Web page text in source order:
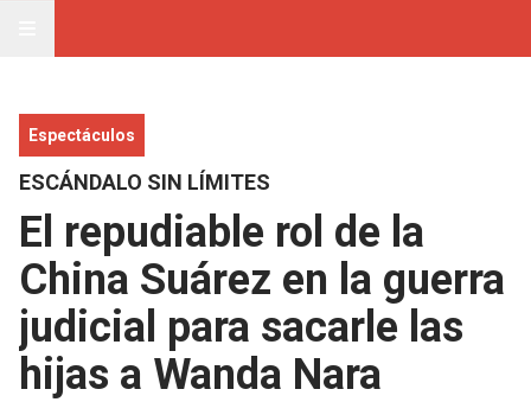
Espectáculos
ESCÁNDALO SIN LÍMITES
El repudiable rol de la
China Suárez en la guerra
judicial para sacarle las
hijas a Wanda Nara